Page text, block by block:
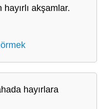
hayırlı akşamlar.
hayırlara